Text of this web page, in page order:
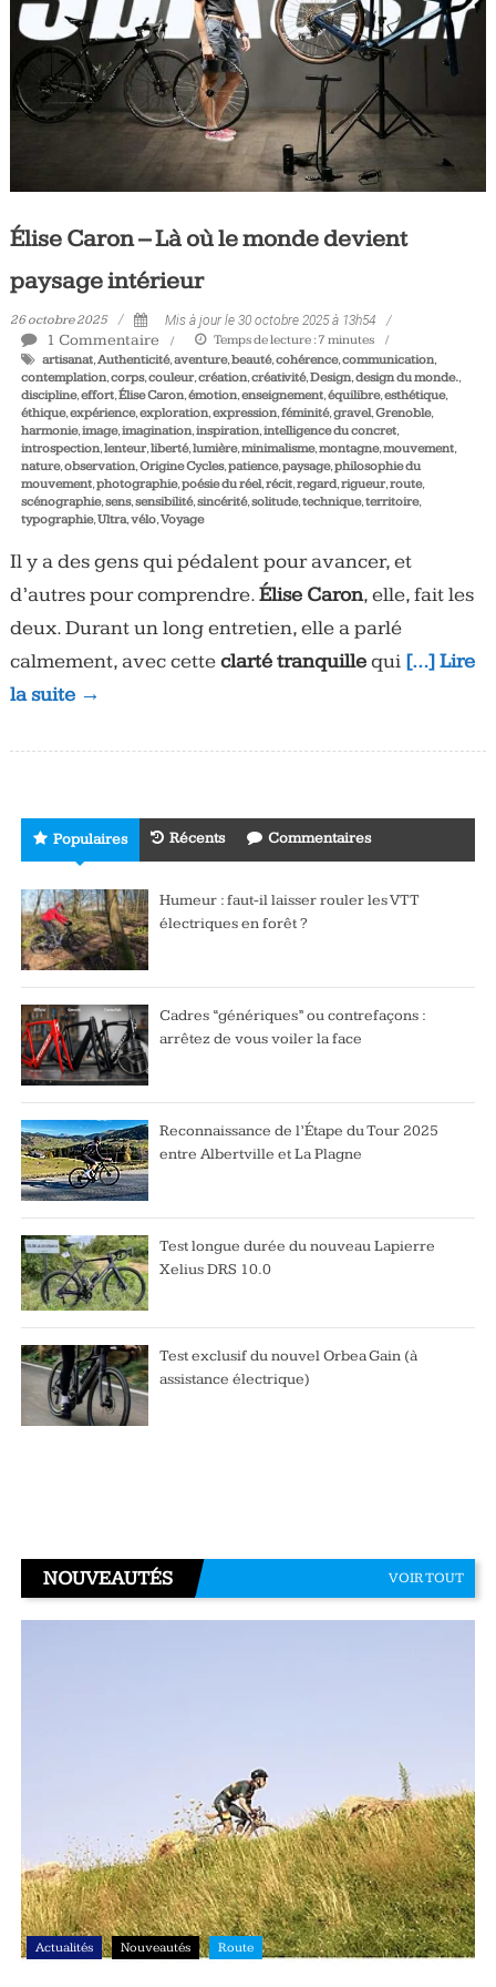
Tous
jours,
votre
actualité
Élise Caron – Là où le monde devient
paysage intérieur
26 octobre 2025 Mis à jour le 30 octobre 2025 à 13h54
1 Commentaire Temps de lecture : 7 minutes
artisanat,Authenticité,aventure,beauté,cohérence,communication,
contemplation,corps,couleur,création,créativité,Design,design du monde.,
discipline,effort,Élise Caron,émotion,enseignement,équilibre,esthétique,
éthique,expérience,exploration,expression,féminité,gravel,Grenoble,
harmonie,image,imagination,inspiration,intelligence du concret,
introspection,lenteur,liberté,lumière,minimalisme,montagne,mouvement,
nature,observation,Origine Cycles,patience,paysage,philosophie du
mouvement,photographie,poésie du réel,récit,regard,rigueur,route,
scénographie,sens,sensibilité,sincérité,solitude,technique,territoire,
typographie,Ultra,vélo,Voyage
Il y a des gens qui pédalent pour avancer, et
d’autres pour comprendre.Élise Caron, elle, fait les
deux. Durant un long entretien, elle a parlé
calmement, avec cetteclarté tranquillequi […] Lire
la suite →
Populaires Récents Commentaires
Humeur : faut-il laisser rouler les VTT
électriques en forêt ?
Cadres “génériques” ou contrefaçons :
arrêtez de vous voiler la face
Reconnaissance de l’Étape du Tour 2025
entre Albertville et La Plagne
Test longue durée du nouveau Lapierre
Xelius DRS 10.0
Test exclusif du nouvel Orbea Gain (à
assistance électrique)
NOUVEAUTÉS VOIR TOUT
Actualités Nouveautés Route